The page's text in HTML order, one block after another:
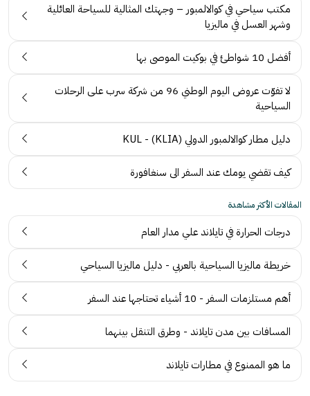
مكتب سياحي في كوالالمبور – وجهتك المثالية للسياحة العائلية
وشهر العسل في ماليزيا
أفضل 10 شواطئ في بوكيت الموصى بها
لا تفوّت عروض اليوم الوطني 96 من شركة سرب على الرحلات
السياحية
دليل مطار كوالالمبور الدولي (KLIA) - KUL
كيف تقضي يومك عند السفر الى سنغافورة
المقالات الأكثر مشاهدة
درجات الحرارة في تايلاند علي مدار العام
خريطة ماليزيا السياحية بالعربي - دليل ماليزيا السياحي
أهم مستلزمات السفر - 10 أشياء تحتاجها عند السفر
المسافات بين مدن تايلاند - وطرق التنقل بينهما
ما هو الممنوع في مطارات تايلاند